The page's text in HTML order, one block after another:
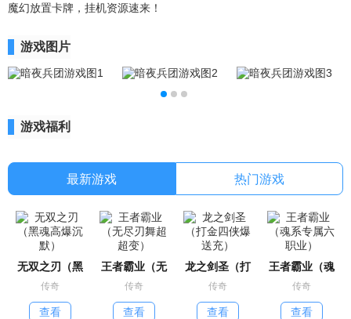
魔幻放置卡牌，挂机资源速来！
游戏图片
游戏福利
最新游戏 热门游戏
无双之刃（黑
传奇
查看
王者霸业（无
传奇
查看
龙之剑圣（打
传奇
查看
王者霸业（魂
传奇
查看